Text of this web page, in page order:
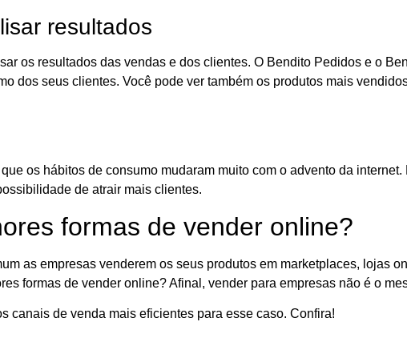
resultados
os resultados das vendas e dos clientes. O Bendito Pedidos e o
dos seus clientes. Você pode ver também os produtos mais
os hábitos de consumo mudaram muito com o advento da
de atrair mais clientes.
formas de vender online?
as empresas venderem os seus produtos em marketplaces, lojas
formas de vender online? Afinal, vender para empresas não é o
canais de venda mais eficientes para esse caso. Confira!